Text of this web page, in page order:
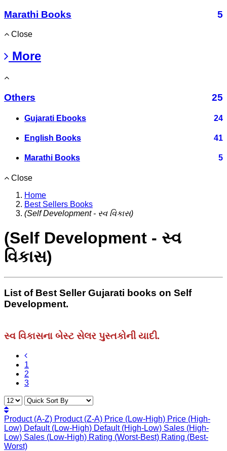
Marathi Books
5
Close
More
Others 25
Gujarati Ebooks 24
English Books 41
Marathi Books 5
Close
Home
Best Sellers Books
(Self Development - સ્વ વિકાસ)
(Self Development - સ્વ
વિકાસ)
List of Best Seller Gujarati books on Self
Development.
સ્વ વિકાસના બેસ્ટ સેલર પુસ્તકોની યાદી.
1
2
3
Product (A-Z) Product (Z-A) Price (Low-High) Price (High-
Low) Default (Low-High) Default (High-Low) Sales (High-
Low) Sales (Low-High) Rating (Worst-Best) Rating (Best-
Worst)